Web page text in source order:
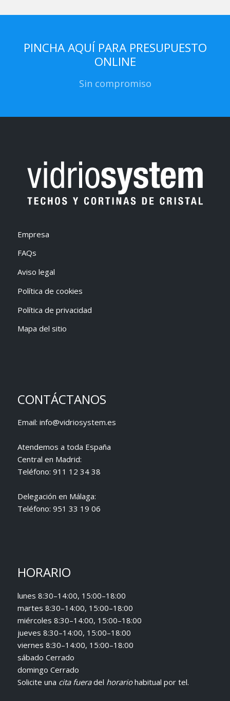
PINCHA AQUÍ PARA PRESUPUESTO
ONLINE
Sin compromiso
Empresa
FAQs
Aviso legal
Política de cookies
Política de privacidad
Mapa del sitio
CONTÁCTANOS
Email: info@vidriosystem.es
Atendemos a toda España
Central en Madrid:
Teléfono: 911 12 34 38
Delegación en Málaga:
Teléfono: 951 33 19 06
HORARIO
lunes 8:30–14:00, 15:00–18:00
martes 8:30–14:00, 15:00–18:00
miércoles 8:30–14:00, 15:00–18:00
jueves 8:30–14:00, 15:00–18:00
viernes 8:30–14:00, 15:00–18:00
sábado Cerrado
domingo Cerrado
Solicite una cita fueradel horariohabitual por tel.